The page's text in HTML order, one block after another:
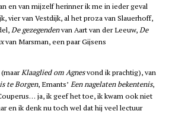
en van mijzelf herinner ik me in ieder geval
vier van Vestdijk, al het proza van Slauerhoff,
De gezegendenvan Aart van der Leeuw,De
van Marsman, een paar Gijsens
Klaaglied om Agnesvond ik prachtig), van
te Borgen, Emants’ Een nagelaten bekentenis,
ja, ik geef het toe, ik kwam ook niet
en ik denk nu toch wel dat hij veel lectuur